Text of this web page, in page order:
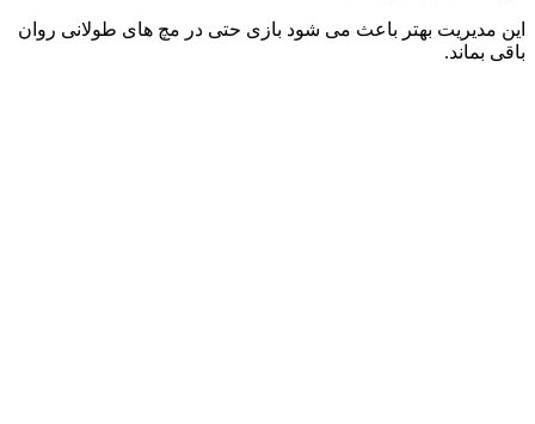
این مدیریت بهتر باعث می شود بازی حتی در مچ های طولانی روان
باقی بماند.